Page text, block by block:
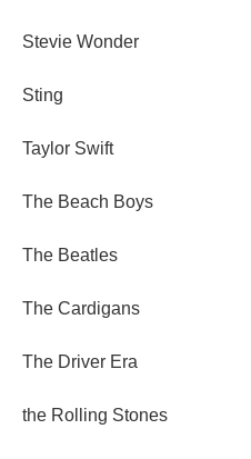
Stevie Wonder
Sting
Taylor Swift
The Beach Boys
The Beatles
The Cardigans
The Driver Era
the Rolling Stones